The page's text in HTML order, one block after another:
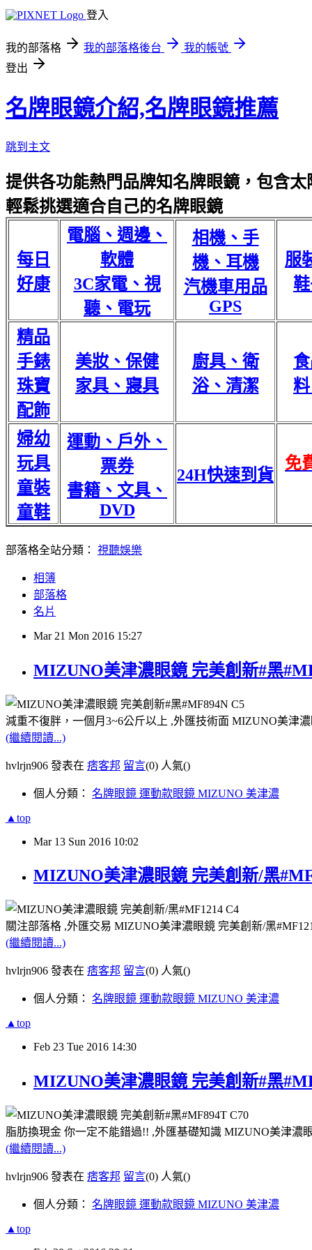
登入
我的部落格 我的部落格後台
我的帳號
登出
名牌眼鏡介紹,名牌眼鏡推薦
跳到主文
提供各功能熱門品牌知名牌眼鏡，包含
輕鬆挑選適合自己的名牌眼鏡
每日
好康
電腦、週邊、
軟體
3C家電、視
聽、電玩
相機、手
機、耳機
汽機車用品
GPS
服
精品
手錶
珠寶
配飾
美妝、保健
家具、寢具
廚具、衛
浴、清潔
婦幼
玩具
童裝
童鞋
運動、戶外、
票券
書籍、文具、
DVD
24H快速到貨
免
部落格全站分類： 視聽娛樂
相簿
部落格
名片
Mar 21 Mon 2016 15:27
MIZUNO美津濃眼鏡 完美創新#黑
減重不復胖，一個月3~6公斤以上 ,外匯技術面 MIZUNO美津
(繼續閱讀...)
hvlrjn906 發表在 痞客邦 留言(0) 人氣()
個人分類： 名牌眼鏡 運動款眼鏡 MIZUNO 美津濃
▲top
Mar 13 Sun 2016 10:02
MIZUNO美津濃眼鏡 完美創新/黑
關注部落格 ,外匯交易 MIZUNO美津濃眼鏡 完美創新/黑
(繼續閱讀...)
hvlrjn906 發表在 痞客邦 留言(0) 人氣()
個人分類： 名牌眼鏡 運動款眼鏡 MIZUNO 美津濃
▲top
Feb 23 Tue 2016 14:30
MIZUNO美津濃眼鏡 完美創新#黑
脂肪換現金 你一定不能錯過!! ,外匯基礎知識 MIZUNO美津濃
(繼續閱讀...)
hvlrjn906 發表在 痞客邦 留言(0) 人氣()
個人分類： 名牌眼鏡 運動款眼鏡 MIZUNO 美津濃
▲top